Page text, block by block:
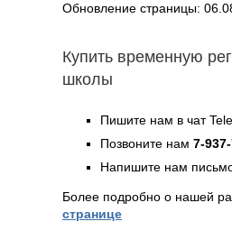
Обновление страницы:
Купить временную
школы
Пишите нам в чат
Позвоните нам 7-
Напишите нам
Более подробно о нашей
странице